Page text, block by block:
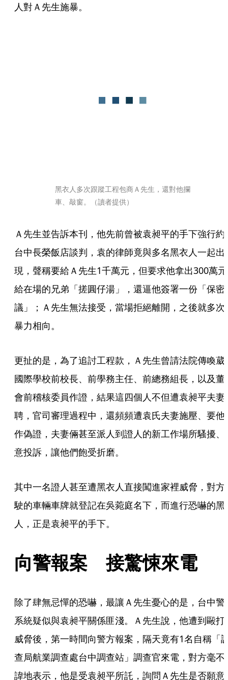
人對Ａ先生施暴。
黑衣人多次跟蹤工程包商Ａ先生，還對他攔
車、敲窗。（讀者提供）
Ａ先生並告訴本刊，他先前曾被袁昶平的手下強行約
台中長榮飯店談判，袁的律師竟與多名黑衣人一起出
現，聲稱要給Ａ先生1千萬元，但要求他拿出300萬元
給在場的兄弟「搓圓仔湯」，還逼他簽署一份「保密
議」；Ａ先生無法接受，當場拒絕離開，之後就多次
暴力相向。
更扯的是，為了追討工程款，Ａ先生曾請法院傳喚葳
國際學校前校長、前學務主任、前總務組長，以及董
會前稽核委員作證，結果這四個人不但遭袁昶平夫妻
聘，官司審理過程中，還頻頻遭袁氏夫妻施壓、要他
作偽證，夫妻倆甚至派人到證人的新工作場所騷擾、
意投訴，讓他們飽受折磨。
其中一名證人甚至遭黑衣人直接闖進家裡威脅，對方
駛的車輛車牌就登記在吳菀庭名下，而進行恐嚇的黑
人，正是袁昶平的手下。
向警報案　接驚悚來電
除了肆無忌憚的恐嚇，最讓Ａ先生憂心的是，台中警
系統疑似與袁昶平關係匪淺。Ａ先生說，他遭到毆打
威脅後，第一時間向警方報案，隔天竟有1名自稱「
查局航業調查處台中調查站」調查官來電，對方毫不
諱地表示，他是受袁昶平所託，詢問Ａ先生是否願意